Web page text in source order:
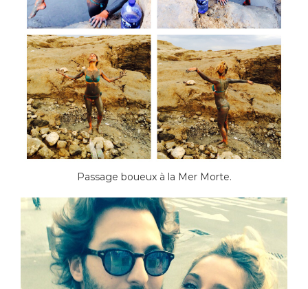
Passage boueux à la Mer Morte.